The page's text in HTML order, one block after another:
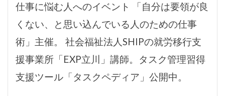
仕事に悩む人へのイベント 「自分は要領が良
くない、と思い込んでいる人のための仕事
術」主催。 社会福祉法人SHIPの就労移行支
援事業所「EXP立川」講師。タスク管理習得
支援ツール「タスクペディア」公開中。